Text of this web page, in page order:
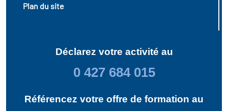
Plan du site
Déclarez votre activité au
0 427 684 015
Référencez votre offre de formation au